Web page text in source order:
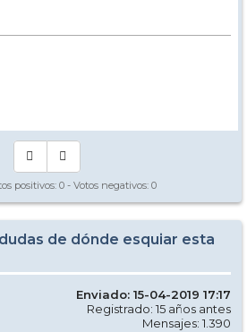
positivos: 0 - Votos negativos: 0
de dónde esquiar esta
Enviado: 15-04-2019 17:17
Registrado: 15 años antes
Mensajes: 1.390